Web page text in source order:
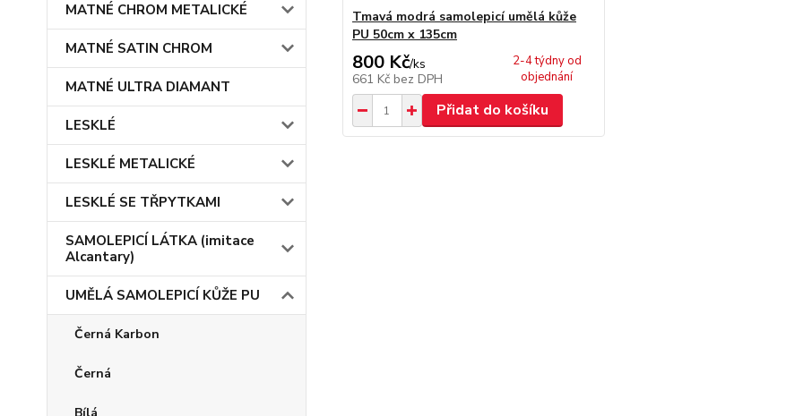
MATNÉ CHROM METALICKÉ
MATNÉ SATIN CHROM
MATNÉ ULTRA DIAMANT
LESKLÉ
LESKLÉ METALICKÉ
LESKLÉ SE TŘPYTKAMI
SAMOLEPICÍ LÁTKA (imitace
Alcantary)
UMĚLÁ SAMOLEPICÍ KŮŽE PU
Černá Karbon
Černá
Tmavá modrá samolepicí umělá kůže
PU 50cm x 135cm
800 Kč/ks
661 Kč bez DPH
2-4 týdny od
objednání
Přidat do košíku